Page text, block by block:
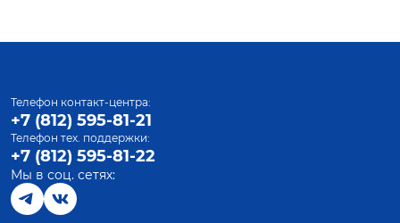
Телефон контакт-центра:
+7 (812) 595-81-21
Телефон тех. поддержки:
+7 (812) 595-81-22
Мы в соц. сетях: